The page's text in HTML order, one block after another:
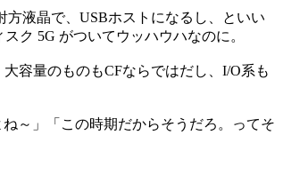
方液晶で、USBホストになるし、といい
ク 5G がついてウッハウハなのに。
容量のものもCFならではだし、I/O系も
～」「この時期だからそうだろ。ってそ